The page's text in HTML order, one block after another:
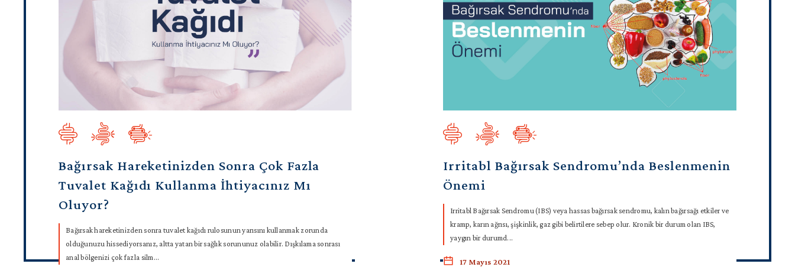
Bağırsak Hareketinizden Sonra Çok Fazla
Tuvalet Kağıdı Kullanma İhtiyacınız Mı
Oluyor?
Bağırsak hareketinizden sonra tuvalet kağıdı rulosunun yarısını kullanmak zorunda
olduğunuzu hissediyorsanız, altta yatan bir sağlık sorununuz olabilir. Dışkılama sonrası
anal bölgenizi çok fazla silm...
Irritabl Bağırsak Sendromu’nda Beslenmenin
Önemi
Irritabl Bağırsak Sendromu (IBS) veya hassas bağırsak sendromu, kalın bağırsağı etkiler ve
kramp, karın ağrısı, şişkinlik, gaz gibi belirtilere sebep olur. Kronik bir durum olan IBS,
yaygın bir durumd...
17 Mayıs 2021